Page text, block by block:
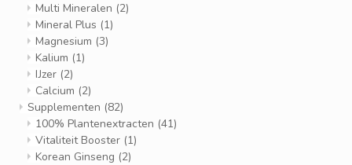
Multi Mineralen (2)
Mineral Plus (1)
Magnesium (3)
Kalium (1)
IJzer (2)
Calcium (2)
Supplementen (82)
100% Plantenextracten (41)
Vitaliteit Booster (1)
Korean Ginseng (2)